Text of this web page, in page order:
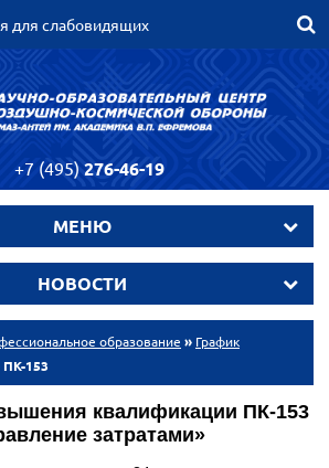
для слабовидящих
+7 (495) 276-46-19
МЕНЮ
НОВОСТИ
образование » График
ПК-153
квалификации ПК-153
затратами»